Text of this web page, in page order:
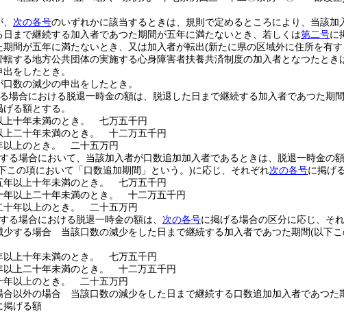
次の各号のいずれかに該当するときは、規則で定めるところにより、当該加
まで継続する加入者であつた期間が五年に満たないとき、若しくは第二号に
間が五年に満たないとき、又は加入者が転出(新たに県の区域外に住所を有
する地方公共団体の実施する心身障害者扶養共済制度の加入者となつたとき
をしたとき。
数の減少の申出をしたとき。
場合における脱退一時金の額は、脱退した日まで継続する加入者であつた期間
げる額とする。
十年未満のとき。
七万五千円
二十年未満のとき。
十二万五千円
上のとき。
二十五万円
る場合において、当該加入者が口数追加加入者であるときは、脱退一時金の額
この項において「口数追加期間」という。)に応じ、それぞれ次の各号に掲げ
以上十年未満のとき。
七万五千円
以上二十年未満のとき。
十二万五千円
年以上のとき。
二十五万円
る場合における脱退一時金の額は、 次の各号に掲げる場合の区分に応じ、そ
少する場合 当該口数の減少をした日まで継続する加入者であつた期間(以下
上十年未満のとき。
七万五千円
上二十年未満のとき。
十二万五千円
以上のとき。
二十五万円
合以外の場合 当該口数の減少をした日まで継続する口数追加加入者であつた
掲げる額